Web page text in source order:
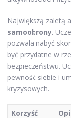
Największą zaletą
samoobrony.
pozwala nabyć
być przydatne w
bezpieczeństwu.
pewność siebie i
kryzysowych.
Korzyść